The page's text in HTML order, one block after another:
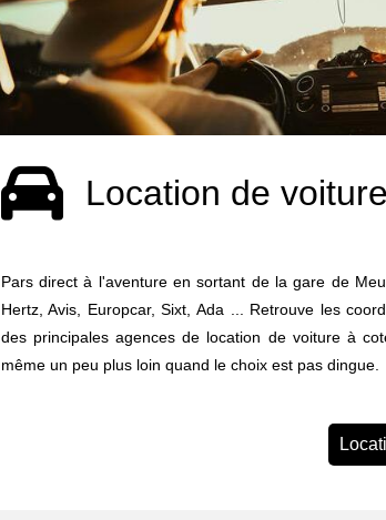
Location de voiture
Pars direct à l'aventure en sortant de la gare de
Hertz, Avis, Europcar, Sixt, Ada ... Retrouve les
des principales agences de location de voiture à
même un peu plus loin quand le choix est pas dingue.